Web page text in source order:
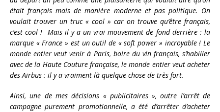
était français mais de manière moderne et pas politique. On
voulait trouver un truc « cool » car on trouve qu’être français,
c’est cool ! Mais il y a un vrai mouvement de fond derrière : la
marque « France » est un outil de « soft power » incroyable ! Le
monde entier veut venir à Paris, boire du vin français, s’habiller
avec de la Haute Couture française, le monde entier veut acheter
des Airbus : il y a vraiment là quelque chose de très fort.
Ainsi, une de mes décisions « publicitaires », outre l’arrêt de
campagne purement promotionnelle, a été d’arrêter d’acheter